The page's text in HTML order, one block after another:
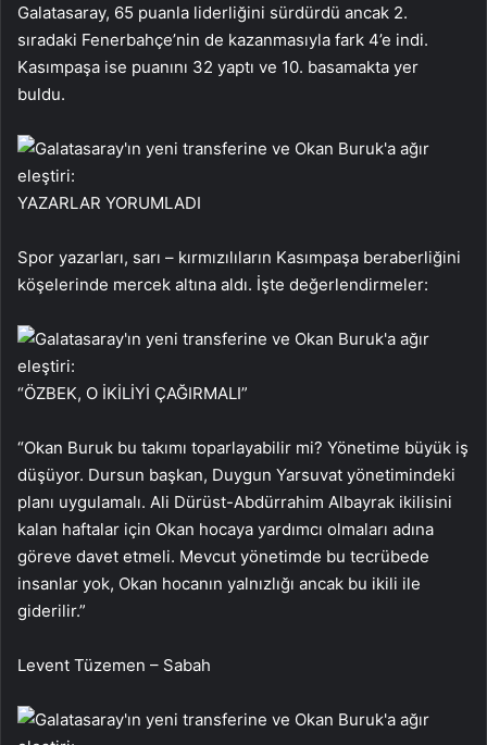
Galatasaray, 65 puanla liderliğini sürdürdü ancak 2.
sıradaki Fenerbahçe’nin de kazanmasıyla fark 4’e indi.
Kasımpaşa ise puanını 32 yaptı ve 10. basamakta yer
buldu.
YAZARLAR YORUMLADI
Spor yazarları, sarı – kırmızılıların Kasımpaşa beraberliğini
köşelerinde mercek altına aldı. İşte değerlendirmeler:
“ÖZBEK, O İKİLİYİ ÇAĞIRMALI”
“Okan Buruk bu takımı toparlayabilir mi? Yönetime büyük iş
düşüyor. Dursun başkan, Duygun Yarsuvat yönetimindeki
planı uygulamalı. Ali Dürüst-Abdürrahim Albayrak ikilisini
kalan haftalar için Okan hocaya yardımcı olmaları adına
göreve davet etmeli. Mevcut yönetimde bu tecrübede
insanlar yok, Okan hocanın yalnızlığı ancak bu ikili ile
giderilir.”
Levent Tüzemen – Sabah